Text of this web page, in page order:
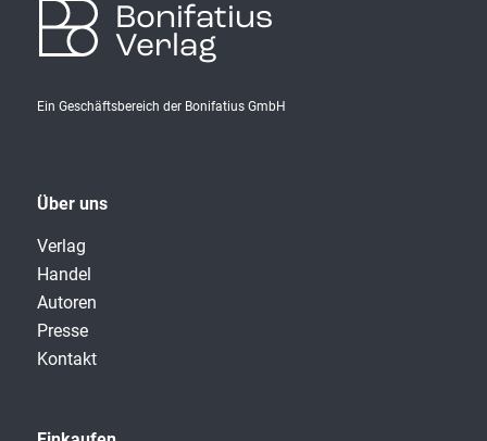
Bonifatius
Verlag
Ein Geschäftsbereich der Bonifatius GmbH
Über uns
Verlag
Handel
Autoren
Presse
Kontakt